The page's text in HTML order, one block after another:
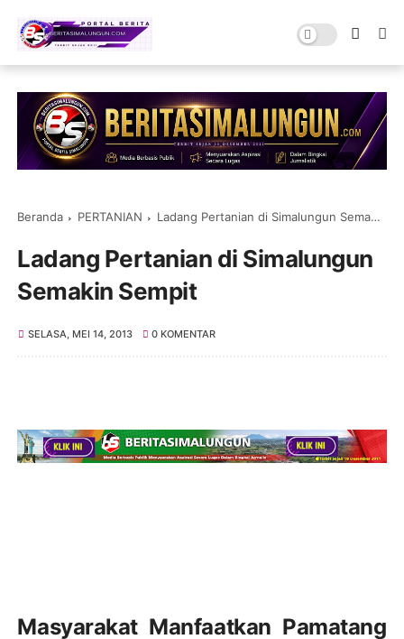
Beranda PERTANIAN Ladang Pertanian di Simalungun Semakin Sempit
Ladang Pertanian di Simalungun
Semakin Sempit
SELASA, MEI 14, 2013 0 KOMENTAR
Masyarakat Manfaatkan Pamatang